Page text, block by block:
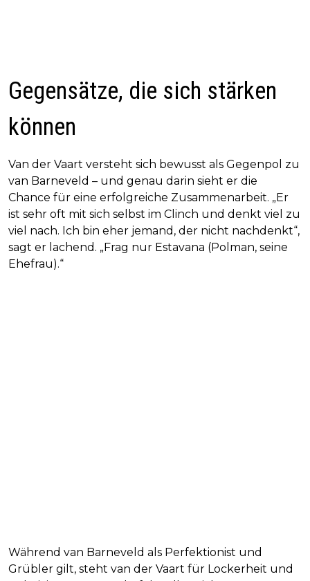
Gegensätze, die sich stärken
können
Van der Vaart versteht sich bewusst als Gegenpol zu
van Barneveld – und genau darin sieht er die
Chance für eine erfolgreiche Zusammenarbeit. „Er
ist sehr oft mit sich selbst im Clinch und denkt viel zu
viel nach. Ich bin eher jemand, der nicht nachdenkt“,
sagt er lachend. „Frag nur Estavana (Polman, seine
Ehefrau).“
Während van Barneveld als Perfektionist und
Grübler gilt, steht van der Vaart für Lockerheit und